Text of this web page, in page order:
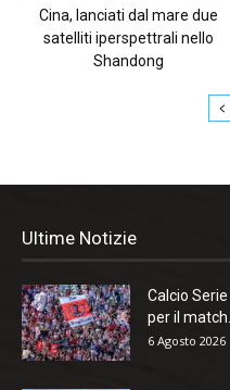
Cina, lanciati dal mare due
satelliti iperspettrali nello
Shandong
Ultime Notizie
Calcio
per il
6 Agosto 2026